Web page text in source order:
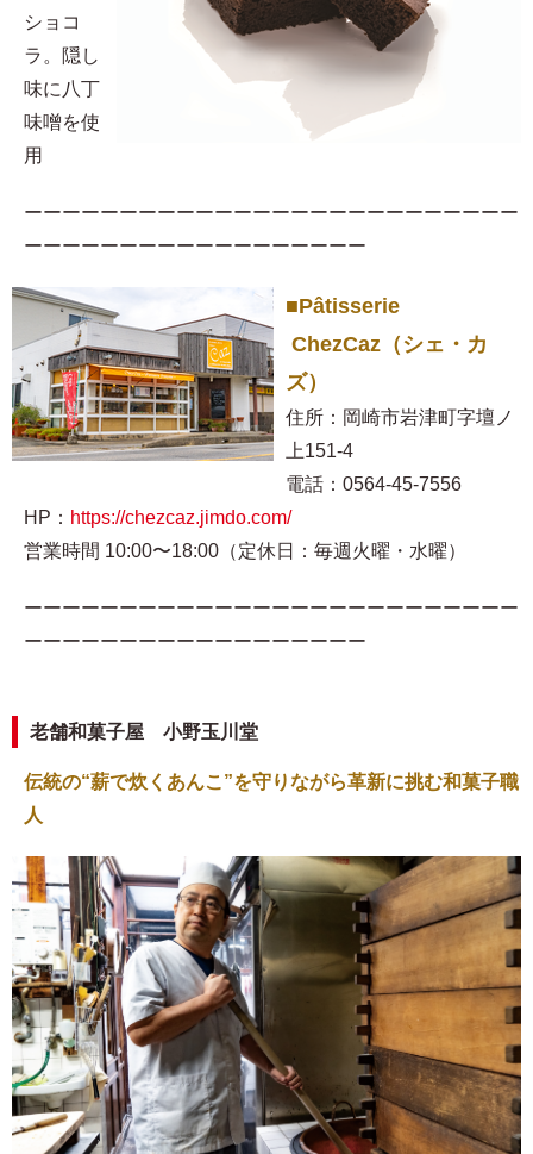
ショコ
ラ。隠し
味に八丁
味噌を使
用​
ーーーーーーーーーーーーーーーーーーーーーーーーーー
ーーーーーーーーーーーーーーーーーー
■Pâtisserie
ChezCaz（シェ・カ
ズ）
住所：岡崎市岩津町字壇ノ
上151-4
電話：0564-45-7556
HP： https://chezcaz.jimdo.com/
営業時間 10:00〜18:00（定休日：毎週火曜・水曜）
ーーーーーーーーーーーーーーーーーーーーーーーーーー
ーーーーーーーーーーーーーーーーーー
老舗和菓子屋 小野玉川堂
伝統の“薪で炊くあんこ”を守りながら革新に挑む和菓子職
人